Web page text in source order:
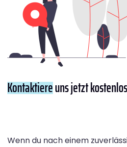
Kontaktiereuns jetzt
Wenn du nach einem